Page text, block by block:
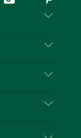
틱
핀
터
스